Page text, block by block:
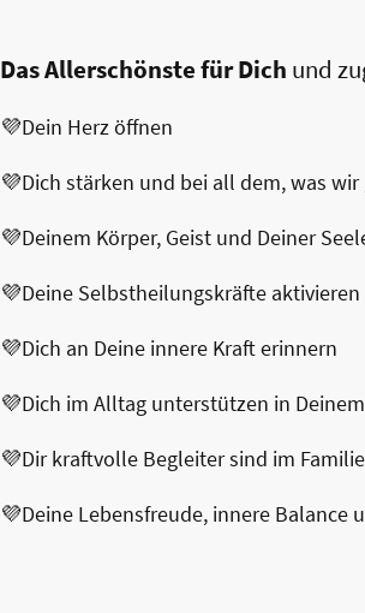
Das Allerschönste für Dich und
💜Dein Herz öffnen
💜Dich stärken und bei all dem, was
💜Deinem Körper, Geist und Deiner
💜Deine Selbstheilungskräfte aktivieren
💜Dich an Deine innere Kraft erinnern
💜Dich im Alltag unterstützen in
💜Dir kraftvolle Begleiter sind im
💜Deine Lebensfreude, innere Balance